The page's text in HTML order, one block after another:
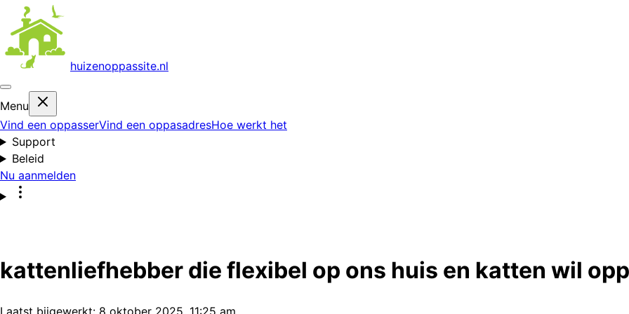
huizenoppassite.nl
Menu
Vind een oppasserVind een oppasadresHoe werkt het
Support
Beleid
Nu aanmelden
kattenliefhebber die flexibel op ons huis en katten wil
Laatst bijgewerkt: 8 oktober 2025, 11:25 am